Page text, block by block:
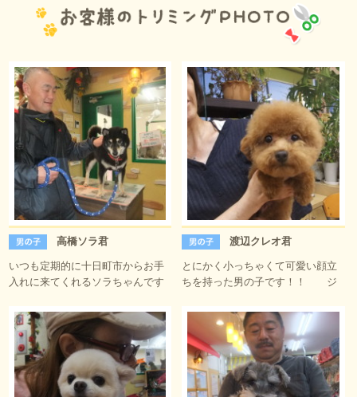
高橋ソラ君
いつも定期的に十日町市からお手
入れに来てくれるソラちゃんです
渡辺クレオ君
とにかく小っちゃくて可愛い顔立
ちを持った男の子です！！ ジ